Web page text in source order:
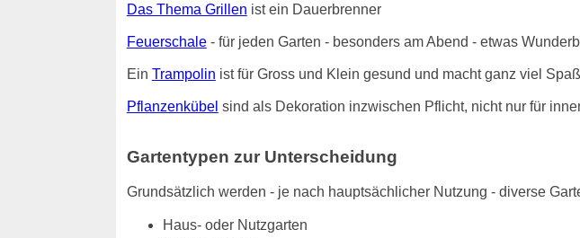
Das Thema Grillen ist ein Dauerbrenner
Feuerschale- für jeden Garten - besonders am Abend - etwas
Ein Trampolin ist für Gross und Klein gesund und macht ganz viel
Pflanzenkübel sind als Dekoration inzwischen Pflicht, nicht nur für
Gartentypen zur Unterscheidung
Grundsätzlich werden - je nach hauptsächlicher Nutzung - diverse
Haus- oder Nutzgarten